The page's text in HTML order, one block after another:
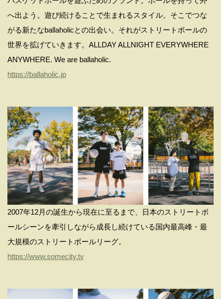
へ出よう。遊び続けることで⽣まれるスタイル。そこでつな
がる新たなballaholicとの出会い。それがストリートボールの
世界を拡げていきます。ALLDAY ALLNIGHT EVERYWHERE
ANYWHERE. We are ballaholic.
https://ballaholic.jp
2007年12⽉の誕⽣から現在に⾄るまで、⽇本のストリートボ
ールシーンを牽引しながら成⻑し続けている国内最⾼峰・最
⼤規模のストリートボールリーグ。
https://www.somecity.tv